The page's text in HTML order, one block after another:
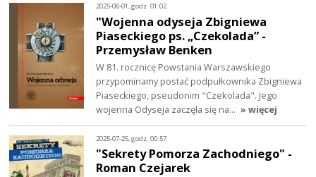
2025-08-01, godz. 01:02
"Wojenna odyseja Zbigniewa
Piaseckiego ps. „Czekolada” -
Przemysław Benken
W 81. rocznicę Powstania Warszawskiego
przypominamy postać podpułkownika Zbigniewa
Piaseckiego, pseudonim "Czekolada". Jego
wojenna Odyseja zaczęła się na… » więcej
2025-07-25, godz. 00:57
"Sekrety Pomorza Zachodniego" -
Roman Czejarek